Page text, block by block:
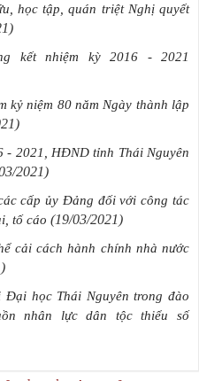
học tập, quán triệt Nghị quyết
kết nhiệm kỳ 2016 - 2021
kỷ niệm 80 năm Ngày thành lập
- 2021, HĐND tỉnh Thái Nguyên
2021)
cấp ủy Đảng đối với công tác
tố cáo (19/03/2021)
cải cách hành chính nhà nước
học Thái Nguyên trong đào
nhân lực dân tộc thiểu số